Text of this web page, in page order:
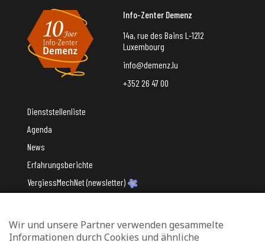
Info-Zenter Demenz
14a, rue des Bains L-1212
Luxembourg
info@demenz.lu
+352 26 47 00
Dienststellenliste
Agenda
News
Erfahrungsberichte
VergiessMechNet (newsletter)
Mit Unterstützung des
Wir und unsere Partner verwenden gesammelte
Informationen durch Cookies und ähnliche